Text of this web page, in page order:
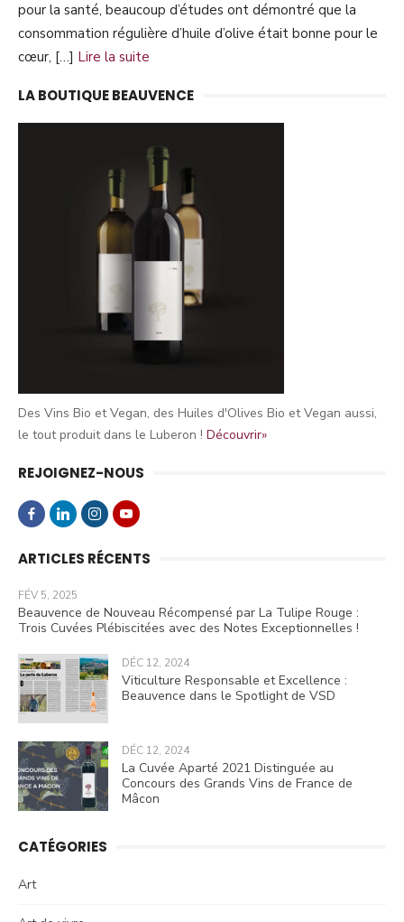
pour la santé, beaucoup d’études ont démontré que la
consommation régulière d’huile d’olive était bonne pour le
cœur, […] Lire la suite
LA BOUTIQUE BEAUVENCE
Des Vins Bio et Vegan, des Huiles d'Olives Bio et Vegan aussi,
le tout produit dans le Luberon ! Découvrir»
REJOIGNEZ-NOUS
ARTICLES RÉCENTS
FÉV 5, 2025
Beauvence de Nouveau Récompensé par La Tulipe Rouge :
Trois Cuvées Plébiscitées avec des Notes Exceptionnelles !
DÉC 12, 2024
Viticulture Responsable et Excellence :
Beauvence dans le Spotlight de VSD
DÉC 12, 2024
La Cuvée Aparté 2021 Distinguée au
Concours des Grands Vins de France de
Mâcon
CATÉGORIES
Art